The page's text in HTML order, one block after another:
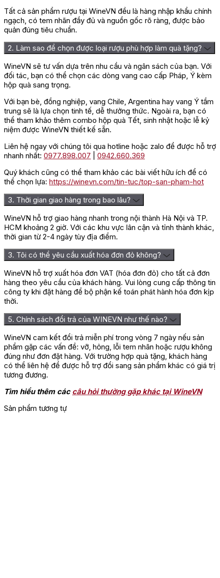
Rượu Vang Yangarra
Đánh giá
Chưa có đánh giá nào.
Hãy là người đầu tiên nhận xét “Rượu Vang Úc Yangarra
Mclaren Vale Roussanne”
Tất cả sản phẩm rượu tại WineVN đều là hàng nhập khẩu chính
ngạch, có tem nhãn đầy đủ và nguồn gốc rõ ràng, được bảo
quản đúng tiêu chuẩn.
2. Làm sao để chọn được loại rượu phù hợp làm quà tặng?
WineVN sẽ tư vấn dựa trên nhu cầu và ngân sách của bạn. Với
đối tác, bạn có thể chọn các dòng vang cao cấp Pháp, Ý kèm
hộp quà sang trọng.
Với bạn bè, đồng nghiệp, vang Chile, Argentina hay vang Ý tầm
trung sẽ là lựa chọn tinh tế, dễ thưởng thức. Ngoài ra, bạn có
thể tham khảo thêm combo hộp quà Tết, sinh nhật hoặc lễ kỷ
niệm được WineVN thiết kế sẵn.
Liên hệ ngay với chúng tôi qua hotline hoặc zalo để được hỗ trợ
nhanh nhất: 0977.898.007
0942.660.369
Quý khách cũng có thể tham khảo các bài viết hữu ích để có
thể chọn lựa: https://winevn.com/tin-tuc/top-san-pham-hot
3. Thời gian giao hàng trong bao lâu?
WineVN hỗ trợ giao hàng nhanh trong nội thành Hà Nội và TP.
HCM khoảng 2 giờ. Với các khu vực lân cận và tỉnh thành khác,
thời gian từ 2-4 ngày tùy địa điểm.
3. Tôi có thể yêu cầu xuất hóa đơn đỏ không?
WineVN hỗ trợ xuất hóa đơn VAT (hóa đơn đỏ) cho tất cả đơn
hàng theo yêu cầu của khách hàng. Vui lòng cung cấp thông tin
công ty khi đặt hàng để bộ phận kế toán phát hành hóa đơn kịp
thời.
5. Chính sách đổi trả của WINEVN như thế nào?
WineVN cam kết đổi trả miễn phí trong vòng 7 ngày nếu sản
phẩm gặp các vấn đề: vỡ, hỏng, lỗi tem nhãn hoặc rượu không
đúng như đơn đặt hàng. Với trường hợp quà tặng, khách hàng
có thể liên hệ để được hỗ trợ đổi sang sản phẩm khác có giá trị
tương đương.
Tìm hiểu thêm các câu hỏi thường gặp khác tại WineVN
Sản phẩm tương tự